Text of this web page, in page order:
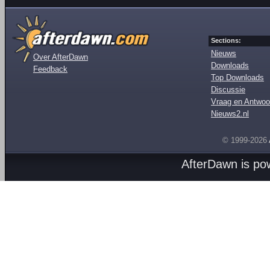
Over AfterDawn
Feedback
Sections:
Nieuws
Downloads
Top Downloads
Discussie
Vraag en
Nieuws2.nl
© 1999-2026
AfterDawn is